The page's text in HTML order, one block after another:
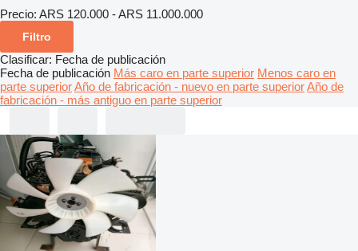
Precio: ARS 120.000 - ARS 11.000.000
Filtro
Clasificar: Fecha de publicación
Fecha de publicación Más caro en parte superior Menos caro en
parte superiorAño de fabricación - nuevo en parte superiorAño de
fabricación - más antiguo en parte superior